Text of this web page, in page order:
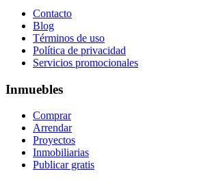
Contacto
Blog
Términos de uso
Política de privacidad
Servicios promocionales
Inmuebles
Comprar
Arrendar
Proyectos
Inmobiliarias
Publicar gratis